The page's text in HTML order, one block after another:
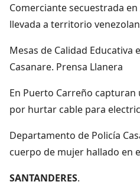
Comerciante secuestrada
llevada a territorio
Mesas de Calidad Educativa
Casanare. Prensa Llanera
En Puerto Carreño
por hurtar cable para
Departamento de Policía
cuerpo de mujer hallado en
SANTANDERES.